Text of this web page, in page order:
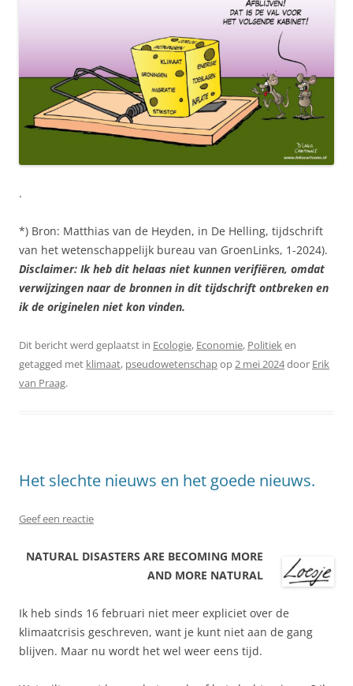
.
*) Bron: Matthias van de Heyden, in De Helling, tijdschrift
van het wetenschappelijk bureau van GroenLinks, 1-2024).
Disclaimer: Ik heb dit helaas niet kunnen verifiëren, omdat
verwijzingen naar de bronnen in dit tijdschrift ontbreken en
ik de originelen niet kon vinden.
Dit bericht werd geplaatst in Ecologie, Economie, Politieken
getagged met klimaat, pseudowetenschapop2 mei 2024door Erik
van Praag.
Het slechte nieuws en het goede nieuws.
Geef een reactie
NATURAL DISASTERS ARE BECOMING MORE
AND MORE NATURAL
Ik heb sinds 16 februari niet meer expliciet over de
klimaatcrisis geschreven, want je kunt niet aan de gang
blijven. Maar nu wordt het wel weer eens tijd.